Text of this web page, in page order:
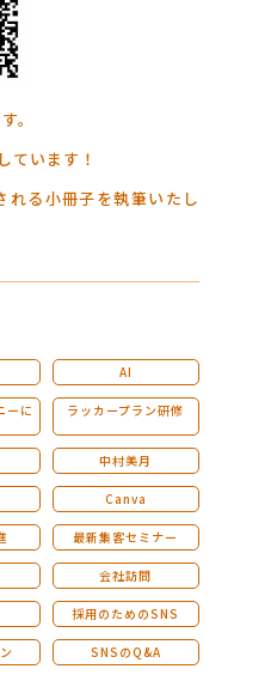
。
ています！
る小冊子を執筆いたし
AI
ーに ラッカープラン研修
中村美月
Canva
最新集客セミナー
会社訪問
採用のためのSNS
SNSのQ&A